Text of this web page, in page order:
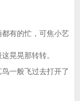
有的忙，可焦小艺
晃晃那转转。
一般飞过去打开了